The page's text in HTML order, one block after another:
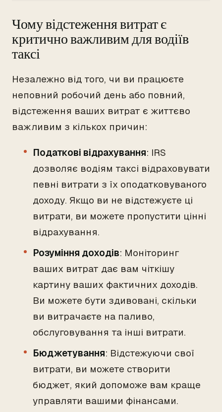
Чому відстеження витрат є
критично важливим для водіїв
таксі
Незалежно від того, чи ви працюєте
неповний робочий день або повний,
відстеження ваших витрат є життєво
важливим з кількох причин:
Податкові відрахування: IRS
дозволяє водіям таксі відраховувати
певні витрати з їх оподатковуваного
доходу. Якщо ви не відстежуєте ці
витрати, ви можете пропустити цінні
відрахування.
Розуміння доходів: Моніторинг
ваших витрат дає вам чіткішу
картину ваших фактичних доходів.
Ви можете бути здивовані, скільки
ви витрачаєте на паливо,
обслуговування та інші витрати.
Бюджетування: Відстежуючи свої
витрати, ви можете створити
бюджет, який допоможе вам краще
управляти вашими фінансами.